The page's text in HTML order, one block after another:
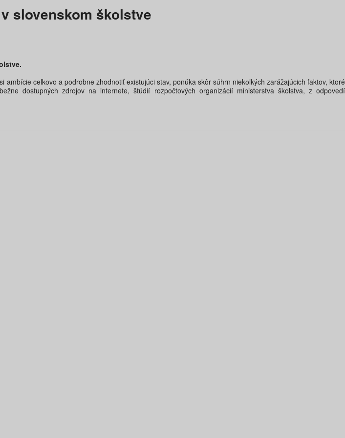
slovenskom školstve
celkovo a podrobne zhodnotiť existujúci stav, ponúka skôr súhrn niekoľkých zarážajúcich faktov, ktoré
dostupných zdrojov na internete, štúdií rozpočtových organizácií ministerstva školstva, z odpovedí